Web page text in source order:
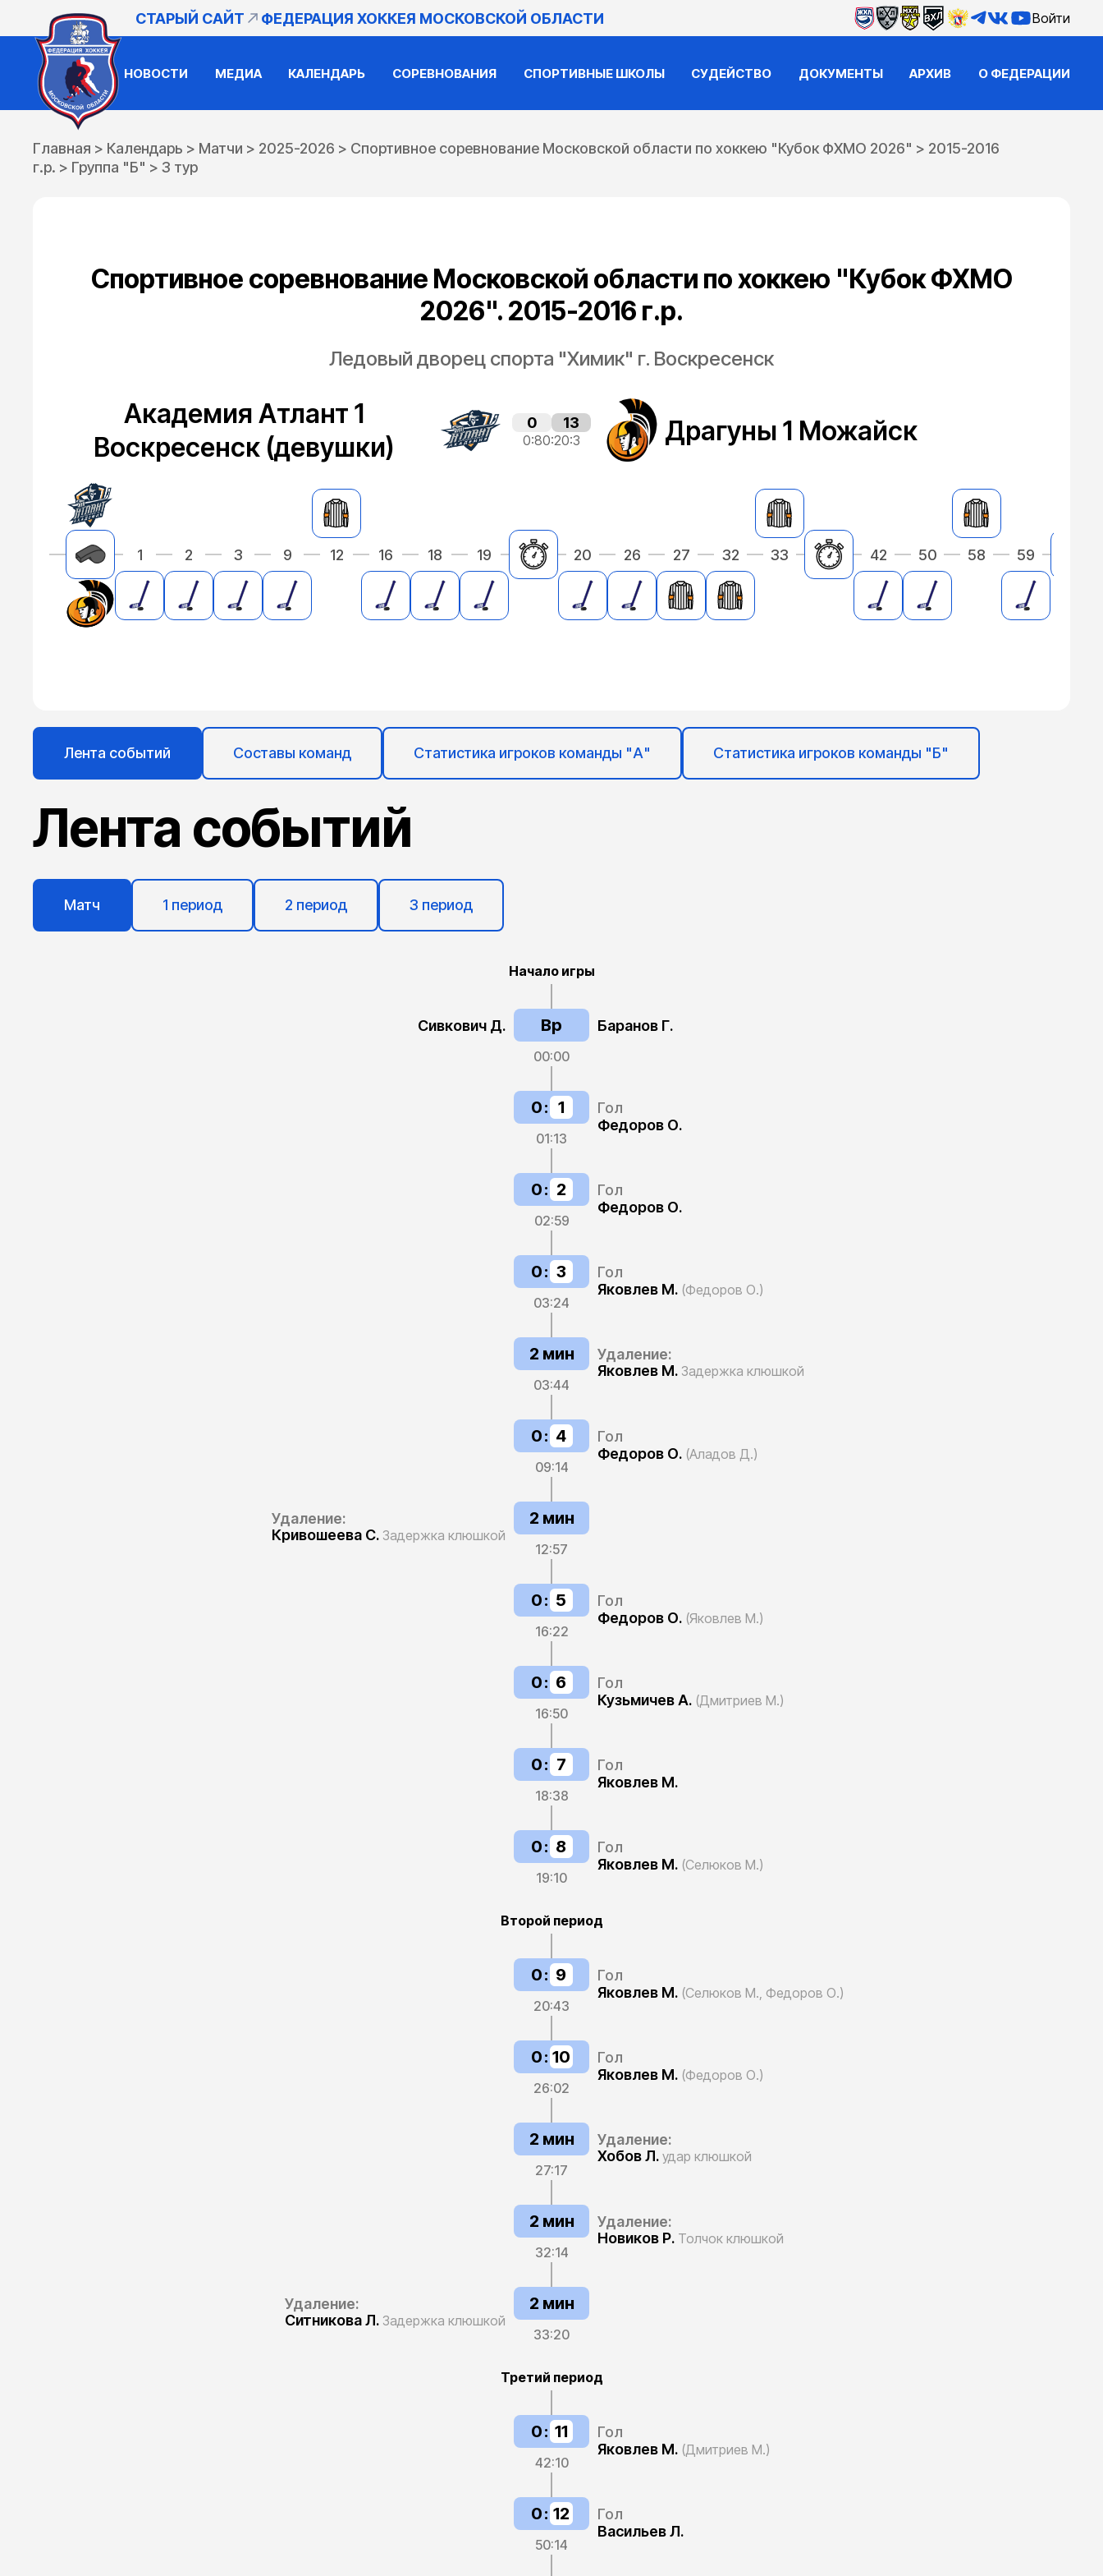
СТАРЫЙ САЙТ ФЕДЕРАЦИЯ ХОККЕЯ МОСКОВСКОЙ ОБЛАСТИ Войти
НОВОСТИ МЕДИА КАЛЕНДАРЬ СОРЕВНОВАНИЯ СПОРТИВНЫЕ ШКОЛЫ СУДЕЙСТВО ДОКУМЕНТЫ АРХИВ О ФЕДЕРАЦИИ
Главная > Календарь > Матчи > 2025-2026 > Спортивное соревнование Московской области по хоккею "Кубок ФХМО 2026" > 2015-2016
г.р. > Группа "Б" > 3 тур
Спортивное соревнование Московской области по хоккею "Кубок ФХМО
2026". 2015-2016 г.р.
Ледовый дворец спорта "Химик" г. Воскресенск
Академия Атлант 1
Воскресенск (девушки)
0 13
0:80:20:3 Драгуны 1 Можайск
1 2 3 9 12 16 18 19 20 26 27 32 33 42 50 58 59
Лента событий Составы команд Статистика игроков команды "А" Статистика игроков команды "Б"
Лента событий
Матч 1 период 2 период 3 период
Начало игры
Сивкович Д. Вр
00:00
Баранов Г.
0: 1
01:13
Гол
Федоров О.
0: 2
02:59
Гол
Федоров О.
0: 3
03:24
Гол
Яковлев М. (Федоров О.)
2 мин
03:44
Удаление:
Яковлев М. Задержка клюшкой
0: 4
09:14
Гол
Федоров О. (Аладов Д.)
Удаление:
Кривошеева С. Задержка клюшкой
2 мин
12:57
0: 5
16:22
Гол
Федоров О. (Яковлев М.)
0: 6
16:50
Гол
Кузьмичев А. (Дмитриев М.)
0: 7
18:38
Гол
Яковлев М.
0: 8
19:10
Гол
Яковлев М. (Селюков М.)
Второй период
0: 9
20:43
Гол
Яковлев М. (Селюков М., Федоров О.)
0: 10
26:02
Гол
Яковлев М. (Федоров О.)
2 мин
27:17
Удаление:
Хобов Л. удар клюшкой
2 мин
32:14
Удаление:
Новиков Р. Толчок клюшкой
Удаление:
Ситникова Л. Задержка клюшкой
2 мин
33:20
Третий период
0: 11
42:10
Гол
Яковлев М. (Дмитриев М.)
0: 12
50:14
Гол
Васильев Л.